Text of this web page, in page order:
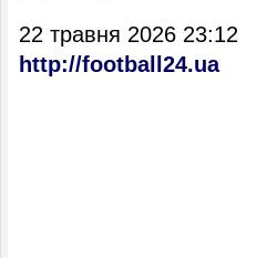
22 травня 2026 23:12
http://football24.ua